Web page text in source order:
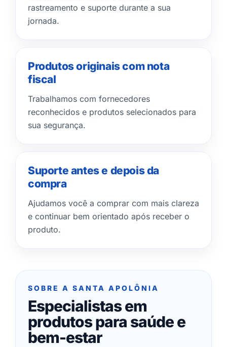
rastreamento e suporte durante a sua
jornada.
Produtos originais com nota
fiscal
Trabalhamos com fornecedores
reconhecidos e produtos selecionados para
sua segurança.
Suporte antes e depois da
compra
Ajudamos você a comprar com mais clareza
e continuar bem orientado após receber o
produto.
SOBRE A SANTA APOLÔNIA
Especialistas em
produtos para saúde e
bem-estar